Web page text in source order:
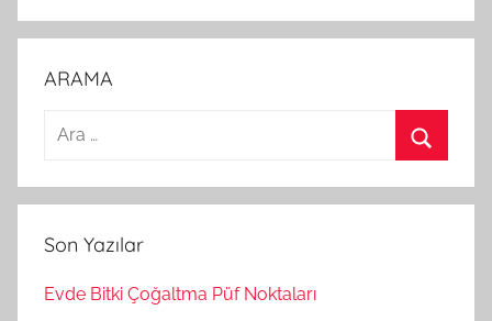
ARAMA
a
a
r
Son Yazılar
Evde Bitki Çoğaltma Püf Noktaları